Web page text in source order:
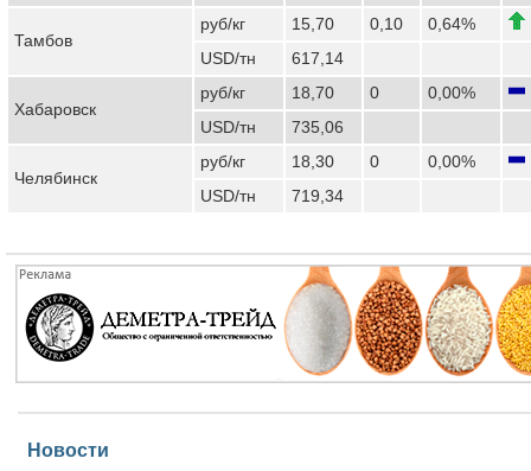
Тамбов
руб/кг 15,70 0,10
0,64%
USD/тн
617,14
Хабаровск
руб/кг 18,70 0
0,00%
USD/тн
735,06
Челябинск
руб/кг 18,30 0
0,00%
USD/тн
719,34
Новости